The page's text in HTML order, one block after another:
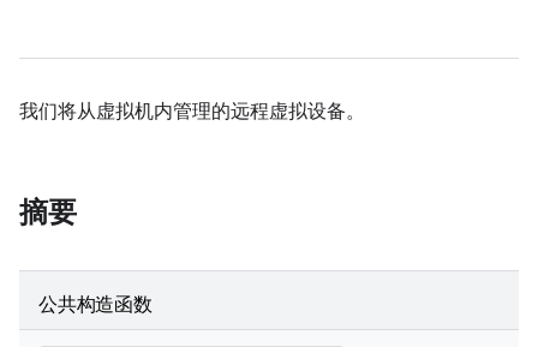
我们将从虚拟机内管理的远程虚拟设备。
摘要
公共构造函数